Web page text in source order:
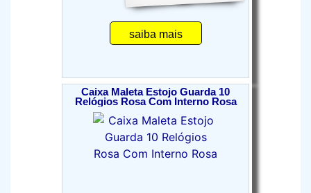
saiba mais
Caixa Maleta Estojo Guarda 10
Relógios Rosa Com Interno Rosa